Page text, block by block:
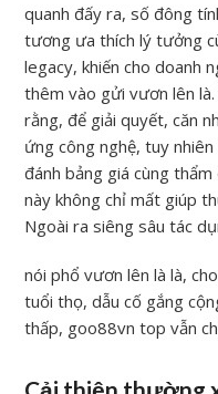
quanh đấy ra, số đông
tương ưa thích lý tưởng
legacy, khiến cho doanh
thêm vào gửi vươn lên
rằng, để giải quyết, căn
ứng công nghệ, tuy
đánh bảng giá cùng
này không chỉ mất giúp
Ngoài ra siêng sâu tác
nói phổ vươn lên là là,
tuổi thọ, dẫu cố gắng
thấp, goo88vn top vẫn